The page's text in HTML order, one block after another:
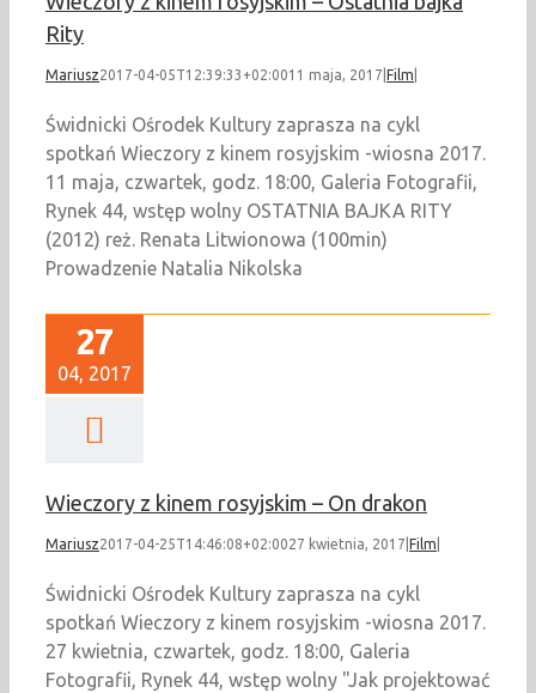
Rity
Mariusz2017-04-05T12:39:33+02:0011 maja, 2017 Film
Świdnicki Ośrodek Kultury zaprasza na cykl
spotkań Wieczory z kinem rosyjskim -wiosna 2017.
11 maja, czwartek, godz. 18:00, Galeria Fotografii,
Rynek 44, wstęp wolny OSTATNIA BAJKA RITY
(2012) reż. Renata Litwionowa (100min)
Prowadzenie Natalia Nikolska
27
04, 2017
Wieczory z kinem rosyjskim – On drakon
Mariusz2017-04-25T14:46:08+02:0027 kwietnia, 2017 Film
Świdnicki Ośrodek Kultury zaprasza na cykl
spotkań Wieczory z kinem rosyjskim -wiosna 2017.
27 kwietnia, czwartek, godz. 18:00, Galeria
Fotografii, Rynek 44, wstęp wolny "Jak projektować